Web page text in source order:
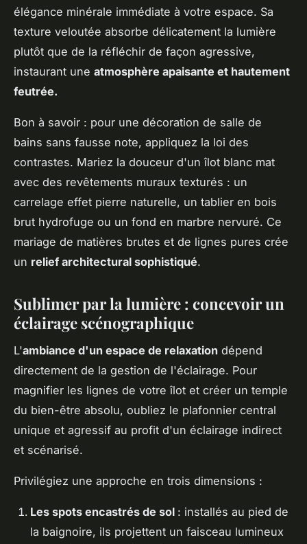
élégance minérale immédiate à votre espace. Sa
texture veloutée absorbe délicatement la lumière
plutôt que de la réfléchir de façon agressive,
instaurant une atmosphère apaisante et hautement
feutrée.
Bon à savoir : pour une décoration de salle de
bains sans fausse note, appliquez la loi des
contrastes. Mariez la douceur d'un îlot blanc mat
avec des revêtements muraux texturés : un
carrelage effet pierre naturelle, un tablier en bois
brut hydrofuge ou un fond en marbre nervuré. Ce
mariage de matières brutes et de lignes pures crée
un relief architectural sophistiqué.
Sublimer par la lumière : concevoir un
éclairage scénographique
L'ambiance d'un espace de relaxation dépend
directement de la gestion de l'éclairage. Pour
magnifier les lignes de votre îlot et créer un temple
du bien-être absolu, oubliez le plafonnier central
unique et agressif au profit d'un éclairage indirect
et scénarisé.
Privilégiez une approche en trois dimensions :
Les spots encastrés de sol : installés au pied de
la baignoire, ils projettent un faisceau lumineux